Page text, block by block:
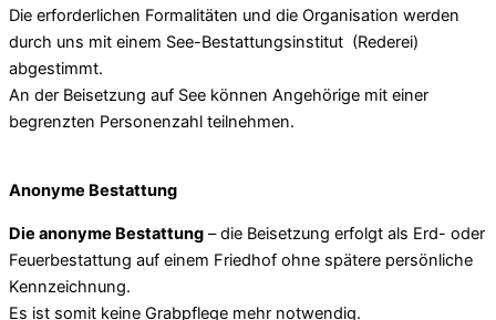
Die erforderlichen Formalitäten und die Organisation werden
durch uns mit einem See-Bestattungsinstitut (Rederei)
abgestimmt.
An der Beisetzung auf See können Angehörige mit einer
begrenzten Personenzahl teilnehmen.
Anonyme Bestattung
Die anonyme Bestattung – die Beisetzung erfolgt als Erd- oder
Feuerbestattung auf einem Friedhof ohne spätere persönliche
Kennzeichnung.
Es ist somit keine Grabpflege mehr notwendig.